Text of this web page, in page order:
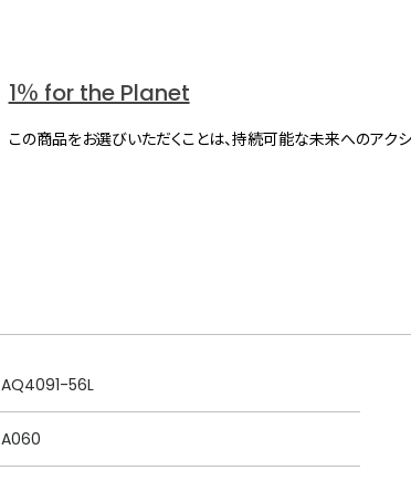
1％ for the Planet
この商品をお選びいただくことは、持続可能な未来へのア
AQ4091-56L
A060